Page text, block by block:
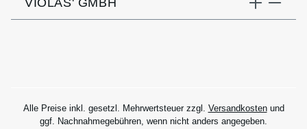
VIOLAS' GMBH
Alle Preise inkl. gesetzl. Mehrwertsteuer zzgl. Versandkostenund
ggf. Nachnahmegebühren, wenn nicht anders angegeben.